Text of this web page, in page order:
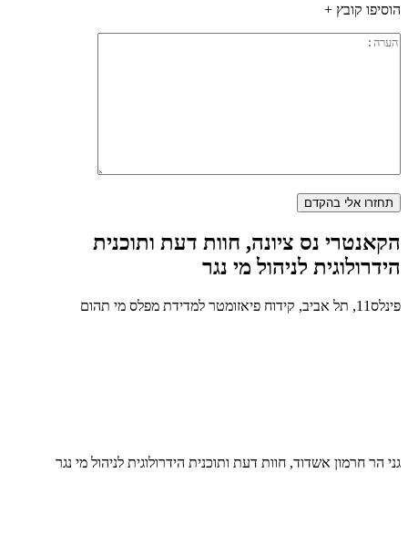
הוסיפו קובץ +
הקאנטרי נס ציונה, חוות דעת ותוכנית
הידרולוגית לניהול מי נגר
פינלס11, תל אביב, קידוח פיאזומטר למדידת מפלס מי תהום
גני הר חרמון אשדוד, חוות דעת ותוכנית הידרולוגית לניהול מי נגר